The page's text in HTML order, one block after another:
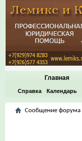
Главная
Справка Календарь
Сообщение форума